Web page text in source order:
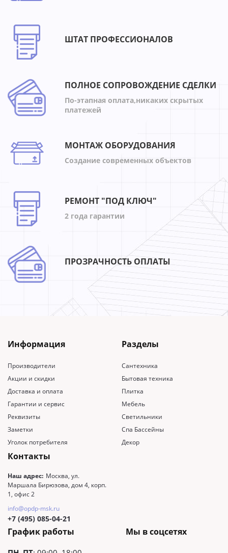
ШТАТ ПРОФЕССИОНАЛОВ
ПОЛНОЕ СОПРОВОЖДЕНИЕ СДЕЛКИ
По-этапная оплата,никаких скрытых
платежей
МОНТАЖ ОБОРУДОВАНИЯ
Создание современных объектов
РЕМОНТ "ПОД КЛЮЧ"
2 года гарантии
ПРОЗРАЧНОСТЬ ОПЛАТЫ
Информация
Производители
Акции и скидки
Доставка и оплата
Гарантии и сервис
Реквизиты
Заметки
Уголок потребителя
Разделы
Сантехника
Бытовая техника
Плитка
Мебель
Светильники
Спа Бассейны
Декор
Контакты
Наш адрес: Москва, ул.
Маршала Бирюзова, дом 4, корп.
1, офис 2
info@opdp-msk.ru
+7 (495) 085-04-21
График работы Мы в соцсетях